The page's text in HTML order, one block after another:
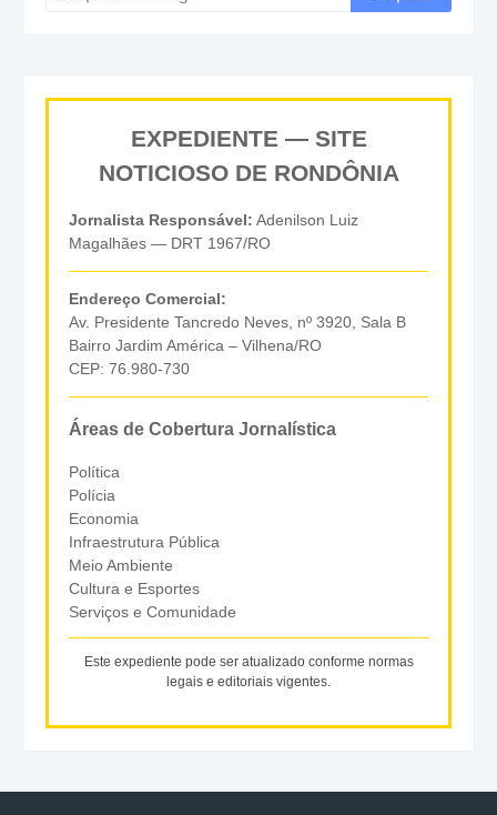
EXPEDIENTE — SITE
NOTICIOSO DE RONDÔNIA
Jornalista Responsável: Adenilson Luiz
Magalhães — DRT 1967/RO
Endereço Comercial:
Av. Presidente Tancredo Neves, nº 3920, Sala B
Bairro Jardim América – Vilhena/RO
CEP: 76.980-730
Áreas de Cobertura Jornalística
Política
Polícia
Economia
Infraestrutura Pública
Meio Ambiente
Cultura e Esportes
Serviços e Comunidade
Este expediente pode ser atualizado conforme normas
legais e editoriais vigentes.